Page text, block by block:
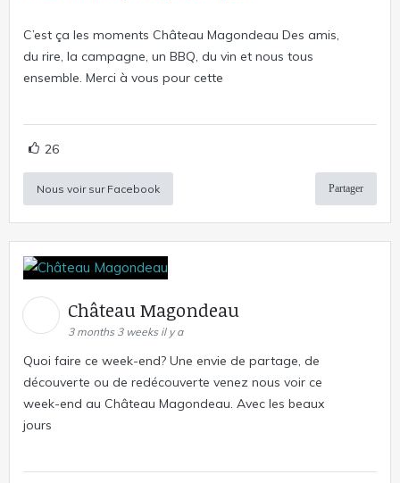
C’est ça les moments Château Magondeau Des amis,
du rire, la campagne, un BBQ, du vin et nous tous
ensemble. Merci à vous pour cette
26
Nous voir sur Facebook Partager
Château Magondeau
3 months 3 weeks il y a
Quoi faire ce week-end? Une envie de partage, de
découverte ou de redécouverte venez nous voir ce
week-end au Château Magondeau. Avec les beaux
jours